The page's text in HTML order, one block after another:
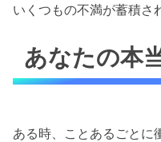
いくつもの不満が蓄積さ
あなたの本
ある時、ことあるごとに